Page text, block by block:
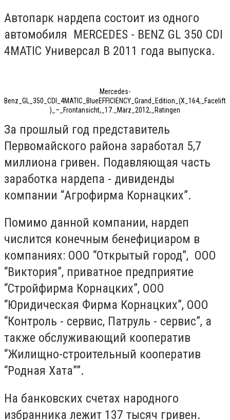
Автопарк нардепа состоит из одного
автомобиля MERCEDES - BENZ GL 350 CDI
4MATIC Универсал В 2011 года выпуска.
Mercedes-
Benz_GL_350_CDI_4MATIC_BlueEFFICIENCY_Grand_Edition_(X_164,_Facelift
)_–_Frontansicht,_17._März_2012,_Ratingen
За прошлый год представитель
Первомайского района заработал 5,7
миллиона гривен. Подавляющая часть
заработка нардепа - дивиденды
компании “Агрофирма Корнацких”.
Помимо данной компании, нардеп
числится конечным бенефициаром в
компаниях: ООО “Открытый город”, ООО
“Виктория”, приватное предприятие
“Стройфирма Корнацких”, ООО
“Юридическая Фирма Корнацких”, ООО
“Контроль - сервис, Патруль - сервис”, а
также обслуживающий кооператив
“Жилищно-строительный кооператив
“Родная Хата””.
На банковских счетах народного
избранника лежит 137 тысяч гривен.